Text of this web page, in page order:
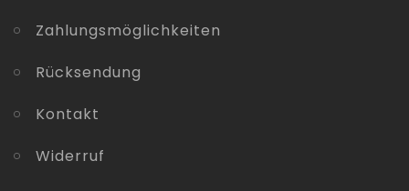
Zahlungsmöglichkeiten
Rücksendung
Kontakt
Widerruf